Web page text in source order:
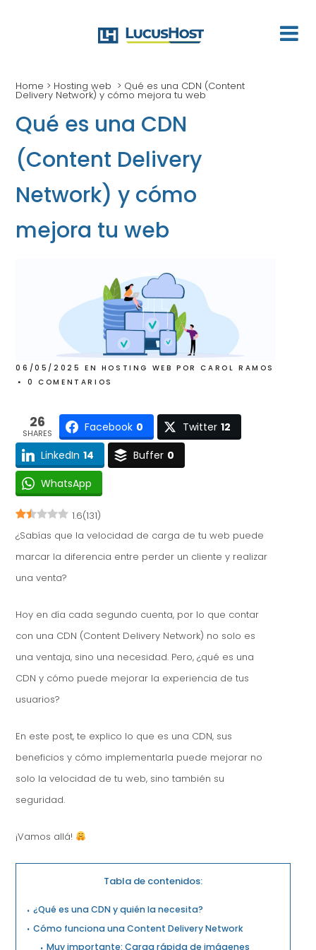
Home > Hosting web > Qué es una CDN (Content
Delivery Network) y cómo mejora tu web
Qué es una CDN
(Content Delivery
Network) y cómo
mejora tu web
06/05/2025 EN HOSTING WEB PORCAROL RAMOS
0 COMENTARIOS
26
SHARES Facebook 0 Twitter 12
LinkedIn 14 Buffer 0
WhatsApp
1.6(131)
¿Sabías que la velocidad de carga de tu web puede
marcar la diferencia entre perder un cliente y realizar
una venta?
Hoy en día cada segundo cuenta, por lo que contar
con una CDN (Content Delivery Network) no solo es
una ventaja, sino una necesidad. Pero, ¿qué es una
CDN y cómo puede mejorar la experiencia de tus
usuarios?
En este post, te explico lo que es una CDN, sus
beneficios y cómo implementarla puede mejorar no
solo la velocidad de tu web, sino también su
seguridad.
¡Vamos allá!
Tabla de contenidos:
¿Qué es una CDN y quién la necesita?
Cómo funciona una Content Delivery Network
Muy importante: Carga rápida de imágenes